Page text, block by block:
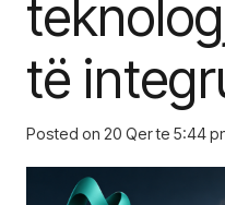
të
Posted on 20 Qer te 5:44